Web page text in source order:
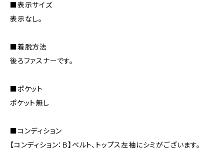
■表示サイズ
表示なし。
■着脱方法
後ろファスナーです。
■ポケット
ポケット無し
■コンディション
【コンディション：Ｂ】ベルト、トップス左袖にシミがございます。